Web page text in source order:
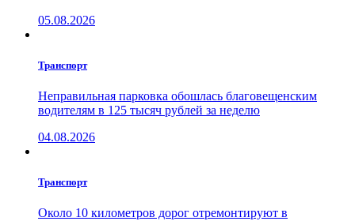
05.08.2026
Транспорт
Неправильная парковка обошлась благовещенским
водителям в 125 тысяч рублей за неделю
04.08.2026
Транспорт
Около 10 километров дорог отремонтируют в